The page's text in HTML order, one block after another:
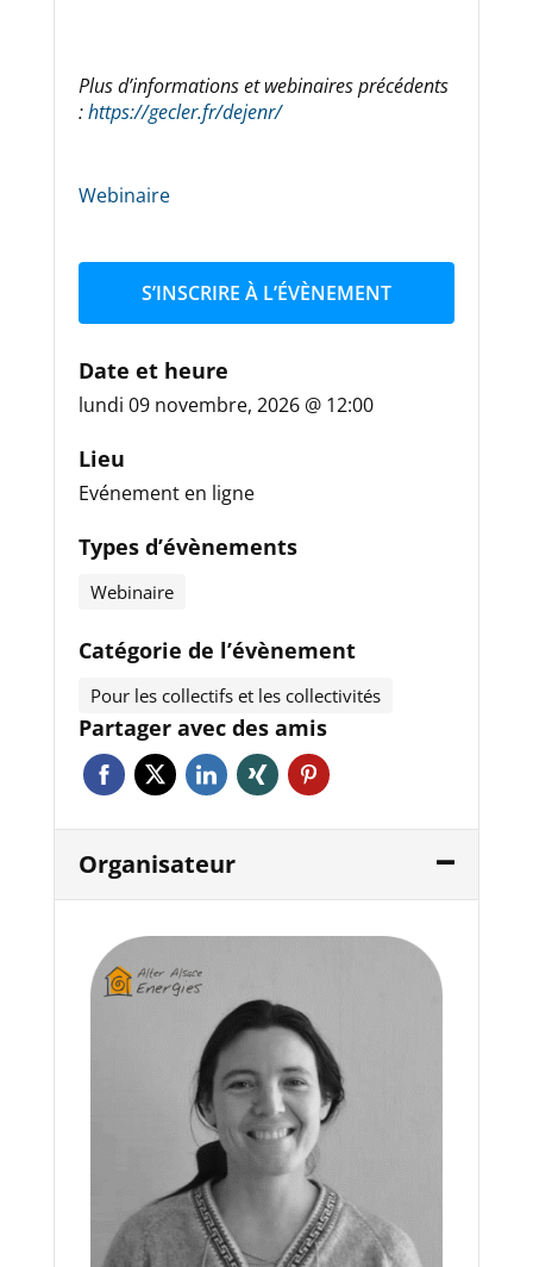
Plus d’informations et webinaires précédents
:https://gecler.fr/dejenr/
Webinaire
S’INSCRIRE À L’ÉVÈNEMENT
Date et heure
lundi 09 novembre, 2026 @ 12:00
Lieu
Evénement en ligne
Types d’évènements
Webinaire
Catégorie de l’évènement
Pour les collectifs et les collectivités
Partager avec des amis
Organisateur